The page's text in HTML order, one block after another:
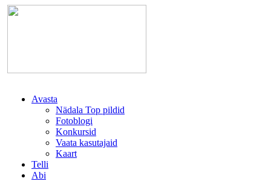
Avasta
Nädala Top pildid
Fotoblogi
Konkursid
Vaata kasutajaid
Kaart
Telli
Abi